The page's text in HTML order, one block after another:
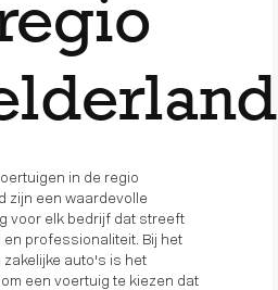
in de regio
zijn een waardevolle
voor elk bedrijf dat streeft
en professionaliteit. Bij het
zakelijke auto's is het
een voertuig te kiezen dat